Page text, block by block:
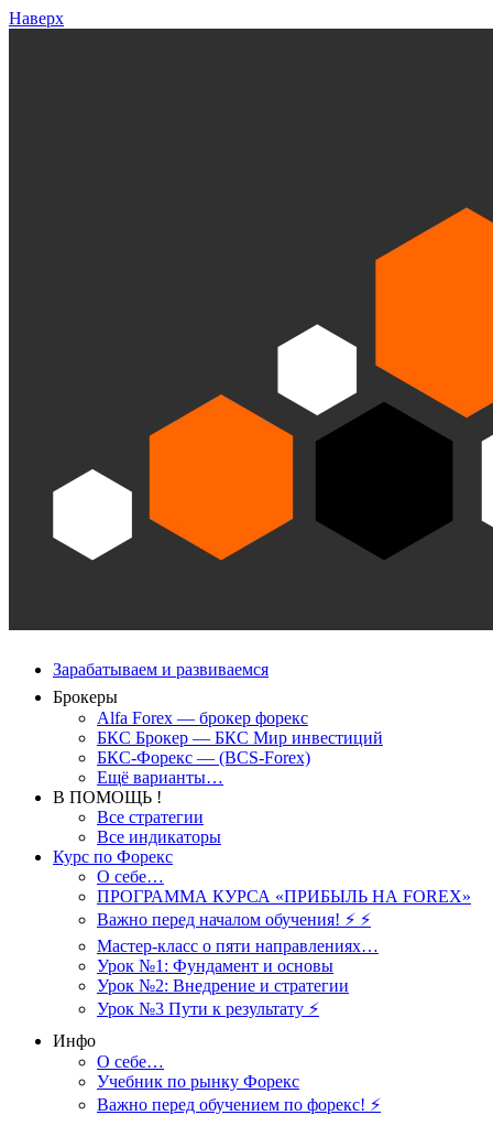
Наверх
Зарабатываем и развиваемся
Брокеры
Alfa Forex — брокер форекс
БКС Брокер — БКС Мир инвестиций
БКС-Форекс — (BCS-Forex)
Ещё варианты…
В ПОМОЩЬ !
Все стратегии
Все индикаторы
Курс по Форекс
О себе…
ПРОГРАММА КУРСА «ПРИБЫЛЬ НА FOREX»
Важно перед началом обучения! ⚡ ⚡
Мастер-класс о пяти направлениях…
Урок №1: Фундамент и основы
Урок №2: Внедрение и стратегии
Урок №3 Пути к результату ⚡️
Инфо
О себе…
Учебник по рынку Форекс
Важно перед обучением по форекс! ⚡